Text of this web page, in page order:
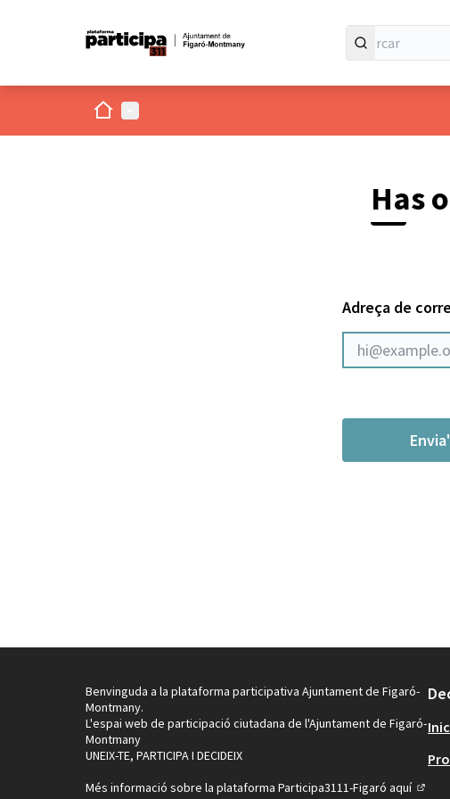
Inici Menú principal
Has
Adreça de
Benvinguda a la plataforma participativa Ajuntament de Figaró-
Montmany.
L'espai web de participació ciutadana de l'Ajuntament de Figaró-
Montmany
UNEIX-TE, PARTICIPA I DECIDEIX
Més informació sobre la plataforma Participa3111-Figaró aquí